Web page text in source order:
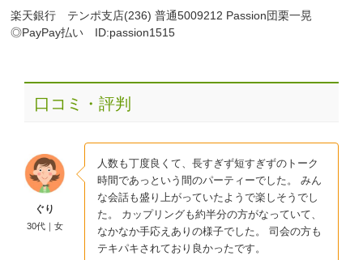
楽天銀行 テンポ支店(236) 普通5009212 Passion団栗一晃
◎PayPay払い ID:passion1515
口コミ・評判
ぐり
30代｜女
人数も丁度良くて、長すぎず短すぎずのトーク
時間であっという間のパーティーでした。 みん
な会話も盛り上がっていたようで楽しそうでし
た。 カップリングも約半分の方がなっていて、
なかなか手応えありの様子でした。 司会の方も
テキパキされており良かったです。